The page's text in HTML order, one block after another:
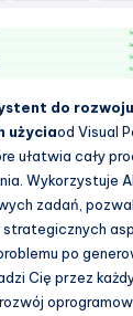
do
użyciaod Visual
ułatwia cały
Wykorzystuje
zadań,
po
Cię przez